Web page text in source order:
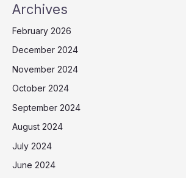
Archives
February 2026
December 2024
November 2024
October 2024
September 2024
August 2024
July 2024
June 2024